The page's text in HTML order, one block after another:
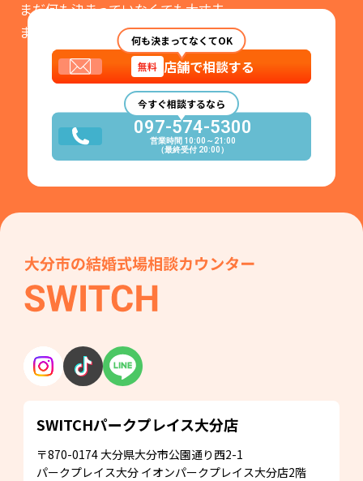
まだ何も決まっていなくても大丈夫。
まずはお気軽にご相談ください。
何も決まってなくてOK
無料 店舗で相談する
今すぐ相談するなら
097-574-5300
営業時間 10:00～21:00
（最終受付 20:00）
SWITCHパークプレイス大分店
〒870-0174大分県大分市公園通り西2-1
パークプレイス大分 イオンパークプレイス大分店2階